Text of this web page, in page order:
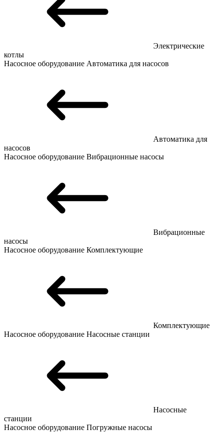
Электрические
котлы
Насосное оборудование Автоматика для насосов
Автоматика для
насосов
Насосное оборудование Вибрационные насосы
Вибрационные
насосы
Насосное оборудование Комплектующие
Комплектующие
Насосное оборудование Насосные станции
Насосные
станции
Насосное оборудование Погружные насосы